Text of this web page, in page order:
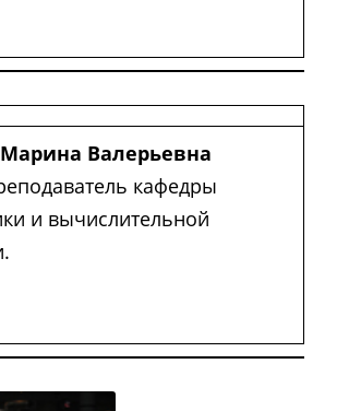
Валерьевна
кафедры
и вычислительной